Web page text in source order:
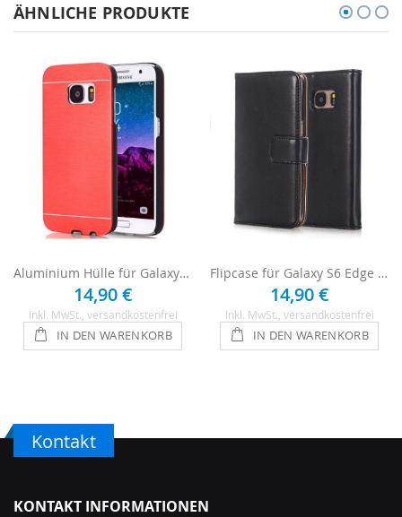
ÄHNLICHE PRODUKTE
Aluminium Hülle für Galaxy S6 Edge Plus - Rot
14,90 €
Inkl. MwSt. , versandkostenfrei
IN DEN WARENKORB
Flipcase für Galaxy S6 Edge Plus - Schwarz
14,90 €
Inkl. MwSt. , versandkostenfrei
IN DEN WARENKORB
Kontakt
KONTAKT INFORMATIONEN